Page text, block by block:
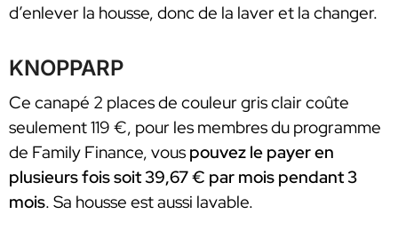
d’enlever la housse, donc de la laver et la changer.
KNOPPARP
Ce canapé 2 places de couleur gris clair coûte
seulement 119 €, pour les membres du programme
de Family Finance, vous pouvez le payer en
plusieurs fois soit 39,67 € par mois pendant 3
mois. Sa housse est aussi lavable.